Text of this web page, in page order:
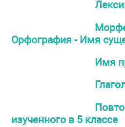
Орфография - Имя
Имя
изученного в 5 классе